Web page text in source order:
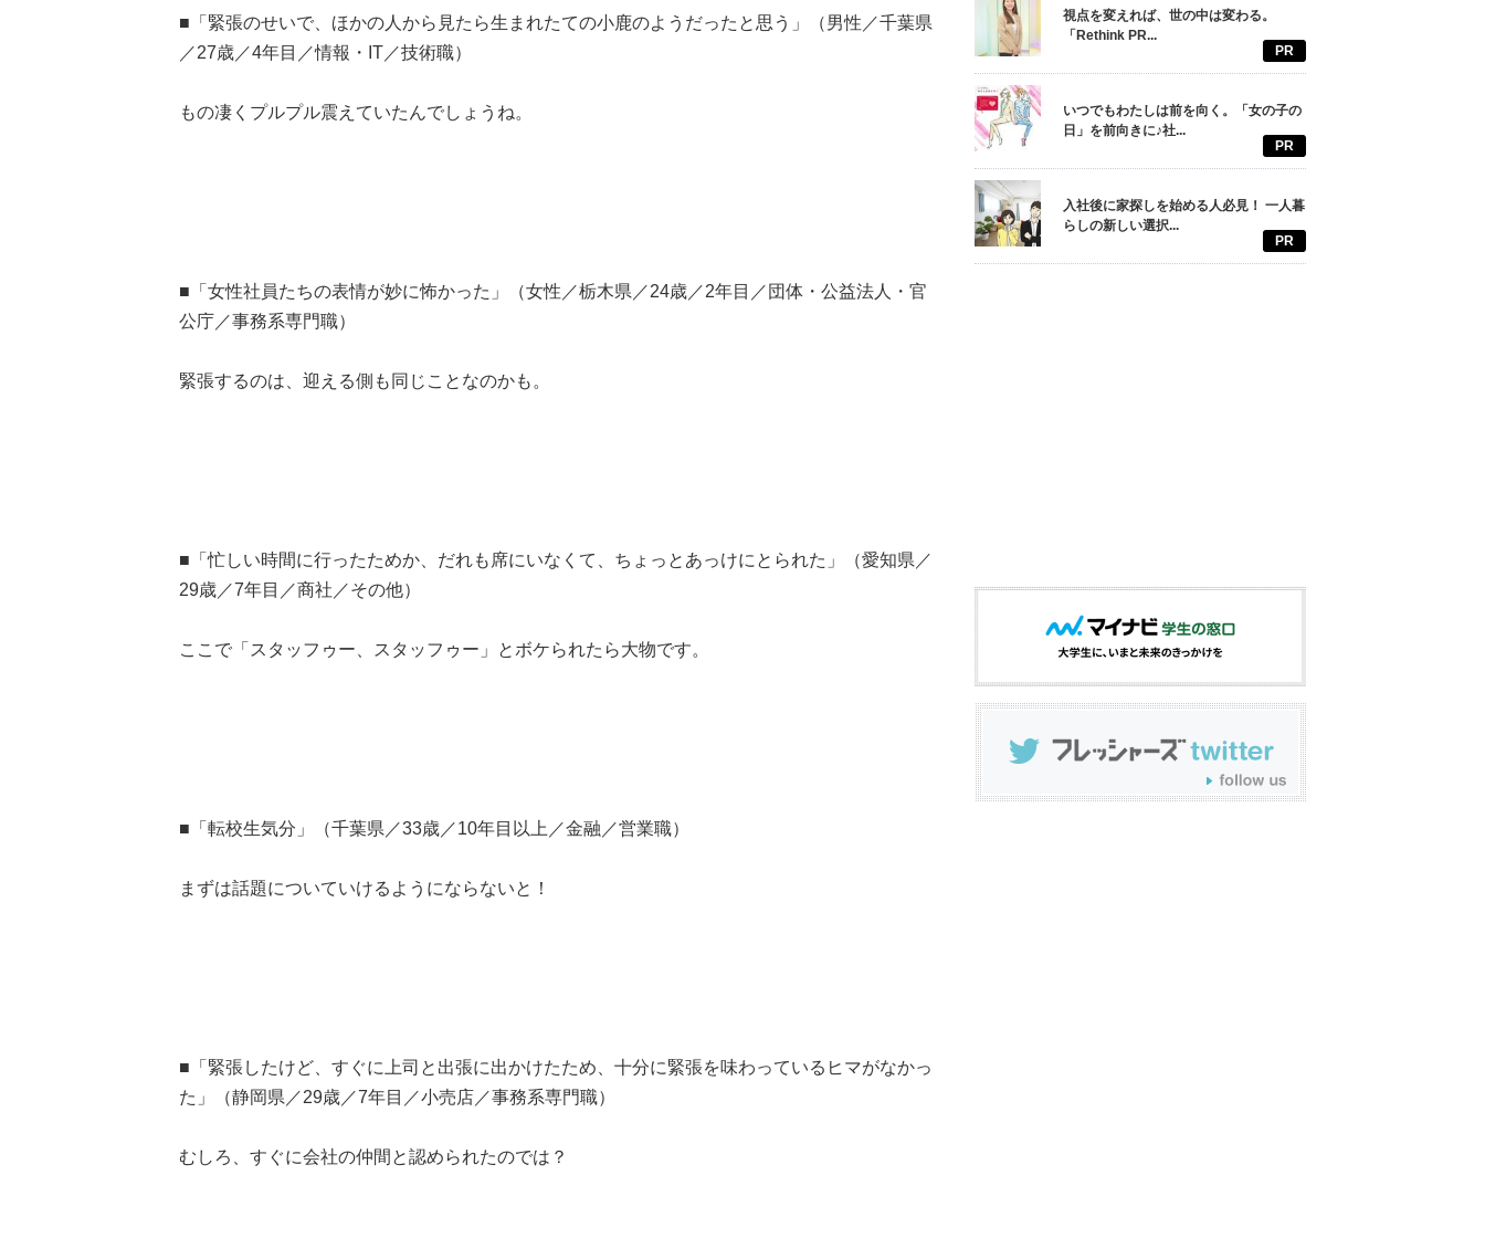
■「緊張のせいで、ほかの人から見たら生まれたての小鹿のようだったと思う」（男性／千葉県
／27歳／4年目／情報・IT／技術職）
もの凄くプルプル震えていたんでしょうね。
■「女性社員たちの表情が妙に怖かった」（女性／栃木県／24歳／2年目／団体・公益法人・官
公庁／事務系専門職）
緊張するのは、迎える側も同じことなのかも。
■「忙しい時間に行ったためか、だれも席にいなくて、ちょっとあっけにとられた」（愛知県／
29歳／7年目／商社／その他）
ここで「スタッフゥー、スタッフゥー」とボケられたら大物です。
■「転校生気分」（千葉県／33歳／10年目以上／金融／営業職）
まずは話題についていけるようにならないと！
■「緊張したけど、すぐに上司と出張に出かけたため、十分に緊張を味わっているヒマがなかっ
た」（静岡県／29歳／7年目／小売店／事務系専門職）
むしろ、すぐに会社の仲間と認められたのでは？
視点を変えれば、世の中は変わる。
「Rethink PR...
PR
いつでもわたしは前を向く。「女の子の
日」を前向きに♪社...
PR
入社後に家探しを始める人必見！ 一人暮
らしの新しい選択...
PR